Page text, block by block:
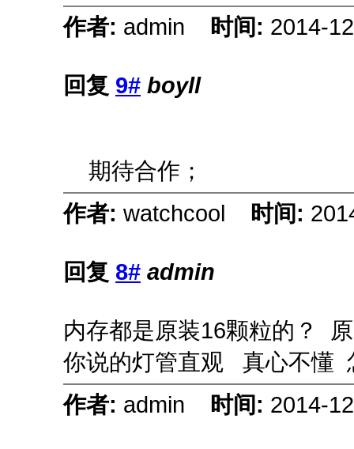
作者: admin 时间: 2014-
回复 9# boyll
期待合作；
作者: watchcool 时间:
回复 8# admin
内存都是原装16颗粒的？
你说的灯管直观 真心不懂
作者: admin 时间: 2014-